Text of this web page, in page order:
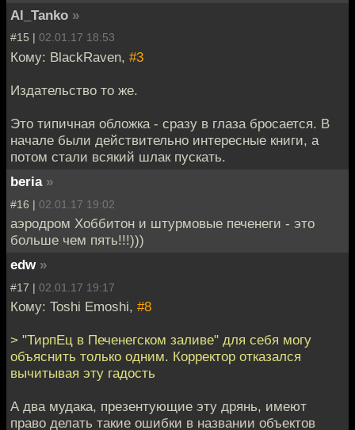
Al_Tanko »
#15 | 02.01.17 18:53
Кому: BlackRaven, #3
Издательство то же.
Это типичная обложка - сразу в глаза бросается. В
начале были действительно интересные книги, а
потом стали всякий шлак пускать.
beria »
#16 | 02.01.17 19:02
аэродром Хоббитон и штурмовые печенеги - это
больше чем пять!!!)))
edw »
#17 | 02.01.17 19:17
Кому: Toshi Emoshi, #8
> "ТирпЕц в Печенегском заливе" для себя могу
объяснить только одним. Корректор отказался
вычитывая эту гадость
А два мудака, презентующие эту дрянь, имеют
право делать такие ошибки в названии объектов